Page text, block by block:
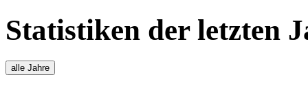
Statistiken der letzten
alle Jahre